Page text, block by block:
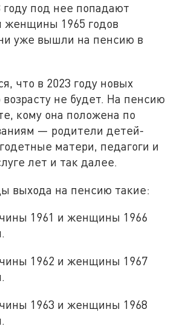
под нее попадают
женщины 1965 годов
уже вышли на пенсию в
что в 2023 году новых
не будет. На пенсию
кому она положена по
— родители детей-
матери, педагоги и
лет и так далее.
выхода на пенсию такие:
1961 и женщины 1966
1962 и женщины 1967
1963 и женщины 1968